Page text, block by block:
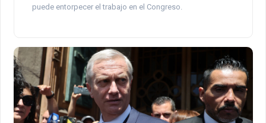
puede entorpecer el trabajo en el Congreso.